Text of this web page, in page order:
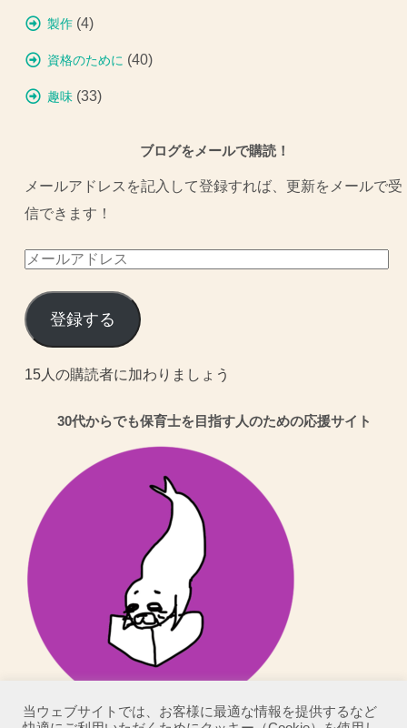
製作 (4)
資格のために (40)
趣味 (33)
ブログをメールで購読！
メールアドレスを記入して登録すれば、更新をメールで受
信できます！
メ
ル
ア
ド
登録する
15人の購読者に加わりましょう
30代からでも保育士を目指す人のための応援サイト
当ウェブサイトでは、お客様に最適な情報を提供するなど